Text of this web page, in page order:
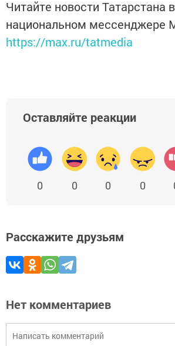
Читайте новости Татарстана в
национальном мессенджере
https://max.ru/tatmedia
Оставляйте реакции
0 0 0 0
Расскажите друзьям
Нет комментариев